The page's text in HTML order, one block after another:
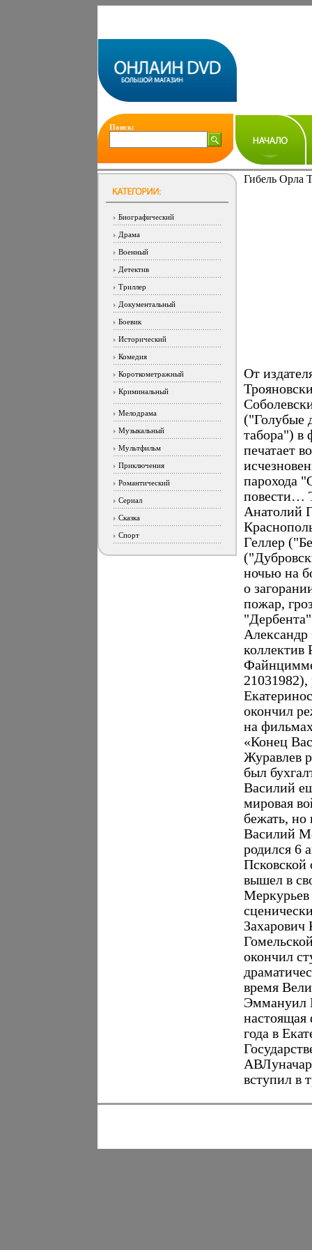
Поиск:
Биографический
Драма
Военный
Детектив
Триллер
Документальный
Боевик
Исторический
Комедия
Короткометражный
Криминальный
Мелодрама
Музыкальный
Мультфильм
Приключения
Романтический
Сериал
Сказка
Спорт
Гибель Орла
От
("Голубые
табора") в
печатает
парохода
повести…
Анатолий
Геллер
ночью на
о
пожар,
21031982),
окончил
на
«Конец
Журавлев
был
Василий
мировая
бежать, но
Василий
родился 6
Псковской
вышел в
Меркурьев
Захарович
окончил
время
Эммануил
настоящая
года в
вступил в